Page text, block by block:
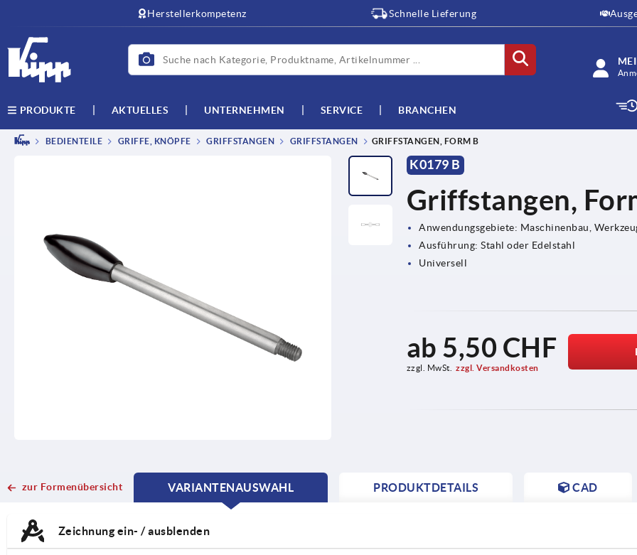
Herstellerkompetenz Schnelle Lieferung
PRODUKTE AKTUELLES UNTERNEHMEN SERVICE BRANCHEN
BEDIENTEILE GRIFFE, KNÖPFE GRIFFSTANGEN GRIFFSTANGEN GRIFFSTANGEN, FORM B
K0179 B
Griffstangen,
Anwendungsgebiete: Maschinenbau,
Ausführung: Stahl oder Edelstahl
Universell
ab 5,50 CHF
zzgl. MwSt. zzgl. Versandkosten
zur Formenübersicht
VARIANTENAUSWAHL
CURRENT
CURRENT
PRODUKTDETAILS CAD
Zeichnung ein- / ausblenden